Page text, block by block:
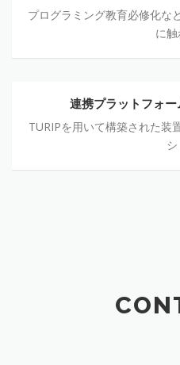
プログラミング教育必修化な
に
連携プラットフォ
TURIPを用いて構築された装